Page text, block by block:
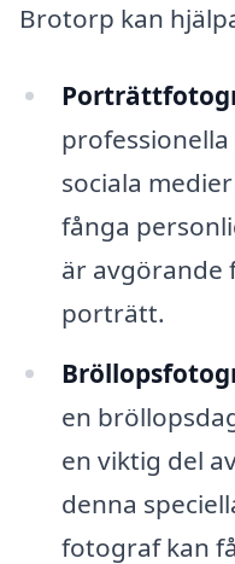
Brotorp kan
sociala
fånga
är avgörande
porträtt.
en
en viktig del
denna
fotograf kan